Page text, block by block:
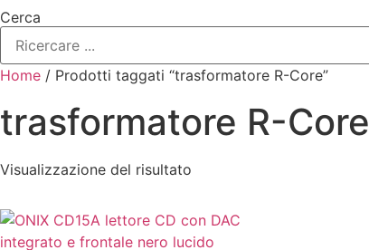
Cerca
Home / Prodotti taggati “trasformatore R-Core”
trasformatore R-Core
Visualizzazione del risultato